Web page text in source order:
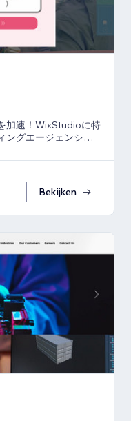
加速！WixStudioに特
ングエージェンシー
Bekijken